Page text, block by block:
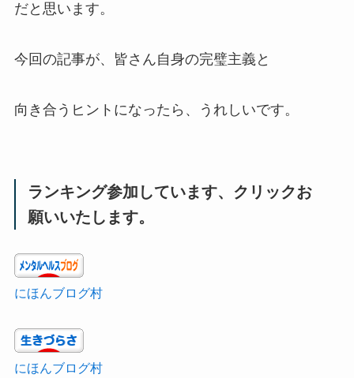
だと思います。
今回の記事が、皆さん自身の完璧主義と
向き合うヒントになったら、うれしいです。
ランキング参加しています、クリックお
願いいたします。
にほんブログ村
にほんブログ村